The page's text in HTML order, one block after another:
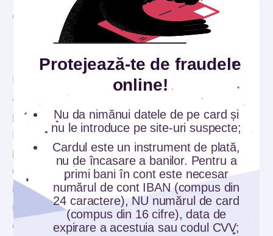
extrage bani din cont.
Plata online
De fiecare dată când aveți ceva de plătit online
arătați copilului cum se procedează, care sunt
pașii și avantajele acestui tip de plată.
Exemplificați cu plățile prin internet banking și
prin aplicațiile pentru telefonul mobil. Explicați
datele care trebuie folosite și cum sunt
introduse. Dați exemple de plăți online sigure și
nesigure, în special în cazul shoppingului
online, cu exemple de furturi de bani. Arătați de
Protejează-te de fraudele
online!
Nu da nimănui datele de pe card și
nu le introduce pe site-uri suspecte;
Cardul este un instrument de plată,
nu de încasare a banilor. Pentru a
primi bani în cont este necesar
numărul de cont IBAN (compus din
24 caractere), NU numărul de card
(compus din 16 cifre), data de
expirare a acestuia sau codul CVV;